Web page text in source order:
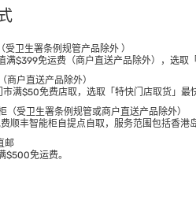
受卫生署条例规管产品除外 ）
满$399免运费（商户直送产品除外），选取
商户直送产品除外）
满$50免费店取，选取「特快门店取货」最
（受卫生署条例规管或商户直送产品除外）
顺丰智能柜自提点自取，服务范围包括香港
邮
$500免运费。